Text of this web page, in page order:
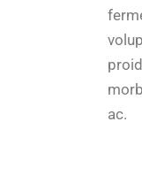
ac.